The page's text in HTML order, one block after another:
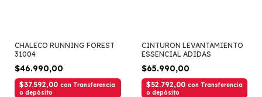
CHALECO RUNNING FOREST
31004
$46.990,00
$37.592,00 con Transferencia
o depósito
CINTURON LEVANTAMIENTO
ESSENCIAL ADIDAS
$65.990,00
$52.792,00 con Transferencia
o depósito